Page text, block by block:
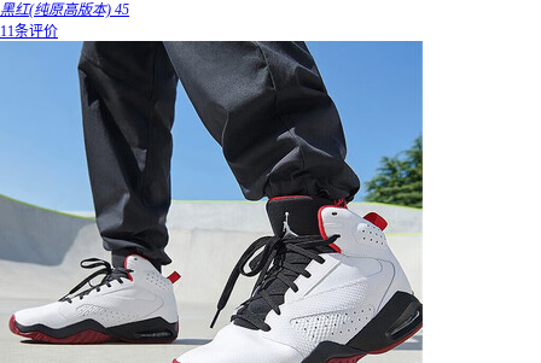
黑红(纯原高版本) 45
11条评价